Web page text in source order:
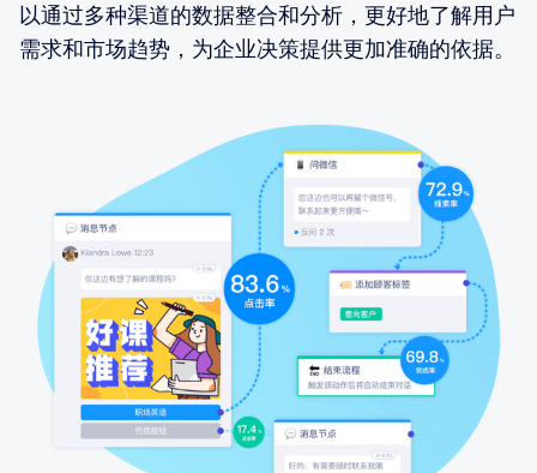
以通过多种渠道的数据整合和分析，更好地了解用户
需求和市场趋势，为企业决策提供更加准确的依据。